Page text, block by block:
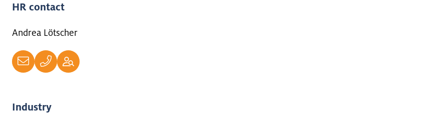
HR contact
Andrea Lötscher
Industry